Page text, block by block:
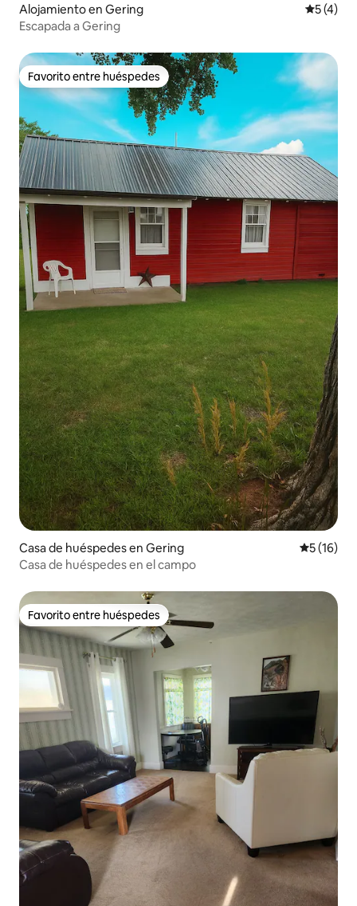
Alojamiento en Gering
5 (4)
Escapada a Gering
Favorito entre huéspedes
Favorito entre huéspedes
Casa de huéspedes en Gering
5 (16)
Casa de huéspedes en el campo
Favorito entre huéspedes
Favorito entre huéspedes